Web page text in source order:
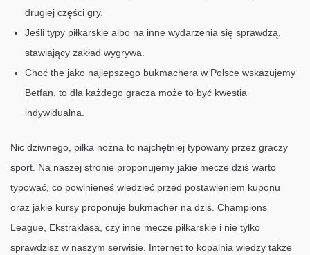
drugiej części gry.
Jeśli typy piłkarskie albo na inne wydarzenia się sprawdzą,
stawiający zakład wygrywa.
Choć the jako najlepszego bukmachera w Polsce wskazujemy
Betfan, to dla każdego gracza może to być kwestia
indywidualna.
Nic dziwnego, piłka nożna to najchętniej typowany przez graczy
sport. Na naszej stronie proponujemy jakie mecze dziś warto
typować, co powinieneś wiedzieć przed postawieniem kuponu
oraz jakie kursy proponuje bukmacher na dziś. Champions
League, Ekstraklasa, czy inne mecze piłkarskie i nie tylko
sprawdzisz w naszym serwisie. Internet to kopalnia wiedzy także